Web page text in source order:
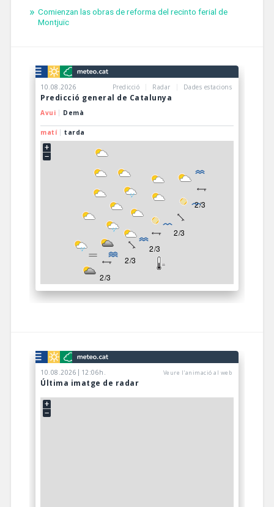
Comienzan las obras de reforma del recinto ferial de
Montjuïc